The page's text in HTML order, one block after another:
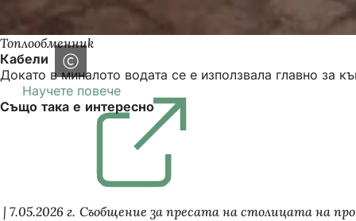
Топлообменник
Кабели
Докато в миналото водата се е използвала главно за
Научете повече
се
в
нов
раздел)
Също така е интересно
7.05.2026 г. Съобщение за пресата на столицата на